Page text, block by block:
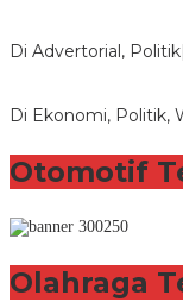
Di Advertorial, Politik
Di Ekonomi, Politik,
Otomotif
Olahraga